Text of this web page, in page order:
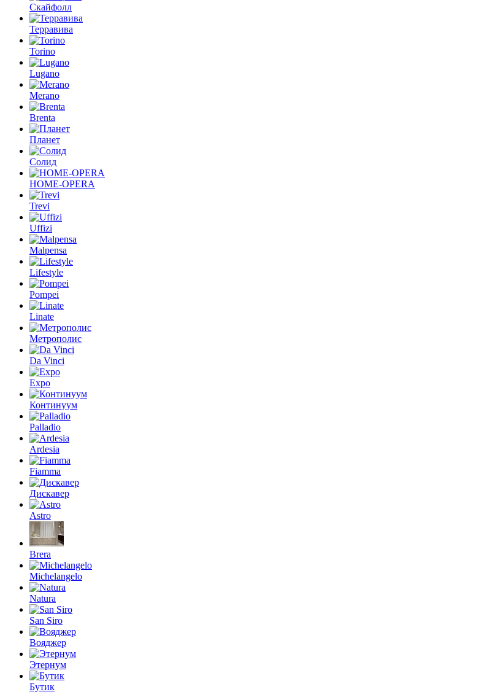
Скайфолл
Терравива
Torino
Lugano
Merano
Brenta
Планет
Солид
HOME-OPERA
Trevi
Uffizi
Malpensa
Lifestyle
Pompei
Linate
Метрополис
Da Vinci
Expo
Континуум
Palladio
Ardesia
Fiamma
Дискавер
Astro
Brera
Michelangelo
Natura
San Siro
Вояджер
Этернум
Бутик